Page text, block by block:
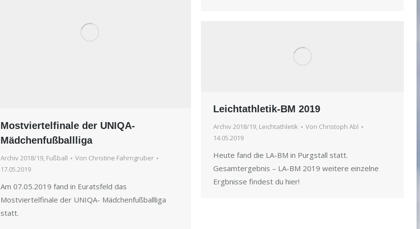
Mostviertelfinale der UNIQA-
Mädchenfußballliga
Archiv 2018/19, Fußball Von Christine Fahrngruber
17.05.2019
Am 07.05.2019 fand in Euratsfeld das
Mostviertelfinale der UNIQA- Mädchenfußballliga
statt.
Leichtathletik-BM 2019
Archiv 2018/19, Leichtathletik Von Christoph Abl
14.05.2019
Heute fand die LA-BM in Purgstall statt.
Gesamtergebnis – LA-BM 2019 weitere einzelne
Ergbnisse findest du hier!